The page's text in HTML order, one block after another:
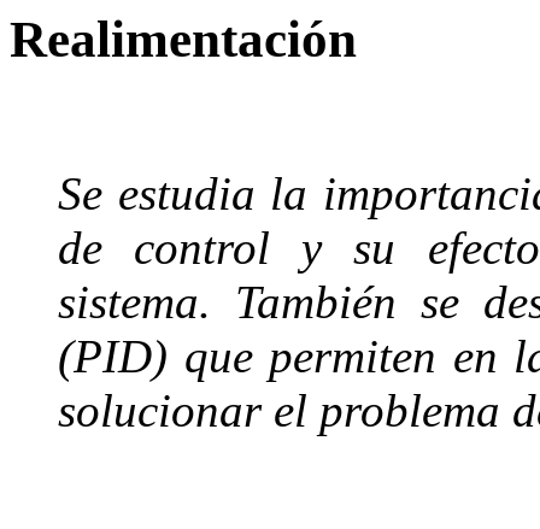
Realimentación
Se estudia la
de control y su
sistema. También se
(PID) que permiten en
solucionar el problema